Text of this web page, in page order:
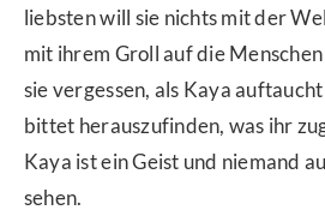
liebsten will sie nichts mit der
mit ihrem Groll auf die
sie vergessen, als Kaya
bittet herauszufinden, was ihr
Kaya ist ein Geist und niemand
sehen.